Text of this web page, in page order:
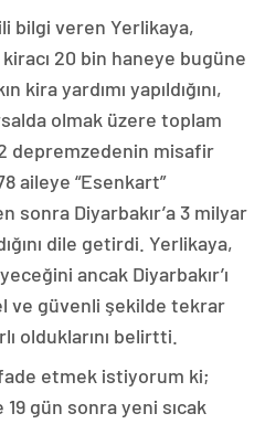
bilgi veren Yerlikaya,
20 bin haneye bugüne
kira yardımı yapıldığını,
olmak üzere toplam
depremzedenin misafir
aileye “Esenkart”
sonra Diyarbakır’a 3 milyar
dile getirdi. Yerlikaya,
ancak Diyarbakır’ı
ve güvenli şekilde tekrar
olduklarını belirtti.
etmek istiyorum ki;
gün sonra yeni sıcak